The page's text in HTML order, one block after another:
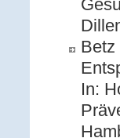
Betz
In: